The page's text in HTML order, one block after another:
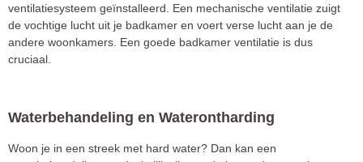
ventilatiesysteem geïnstalleerd. Een mechanische ventilatie zuigt
de vochtige lucht uit je badkamer en voert verse lucht aan je de
andere woonkamers. Een goede badkamer ventilatie is dus
cruciaal.
Waterbehandeling en Waterontharding
Woon je in een streek met hard water? Dan kan een